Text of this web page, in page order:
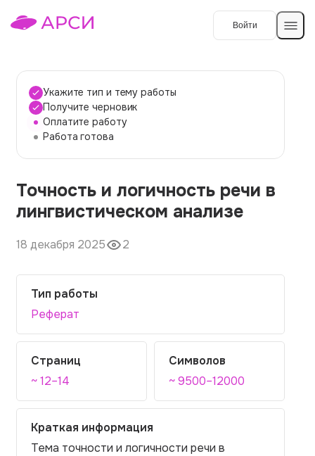
Войти
Темы работ
О сервисе
О компании
Наши гарантии
Порядок оплаты
Вопросы и ответы
Отзывы
Контакты
Укажите тип и тему работы
Получите черновик
Оплатите работу
Работа готова
Точность и логичность речи в
лингвистическом анализе
18 декабря 2025 2
Тип работы
Реферат
Страниц
~ 12–14
Символов
~ 9500–12000
Краткая информация
Тема точности и логичности речи в